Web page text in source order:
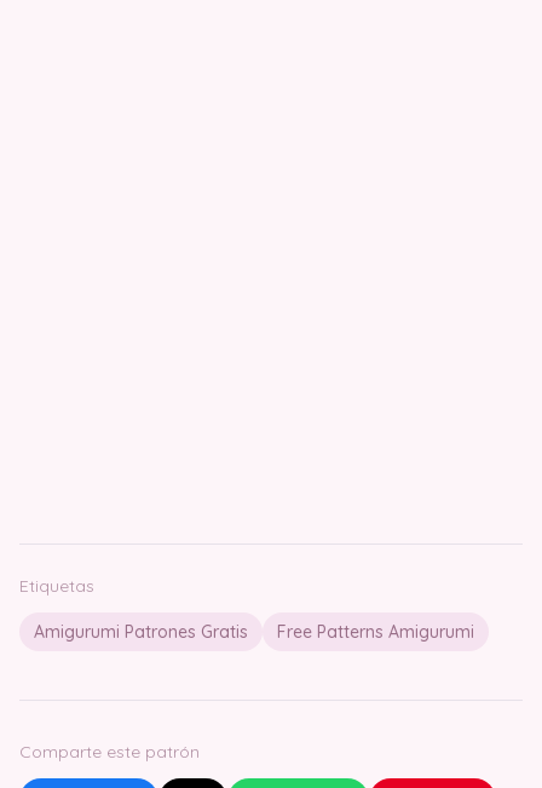
Etiquetas
Amigurumi Patrones Gratis Free Patterns Amigurumi
Comparte este patrón